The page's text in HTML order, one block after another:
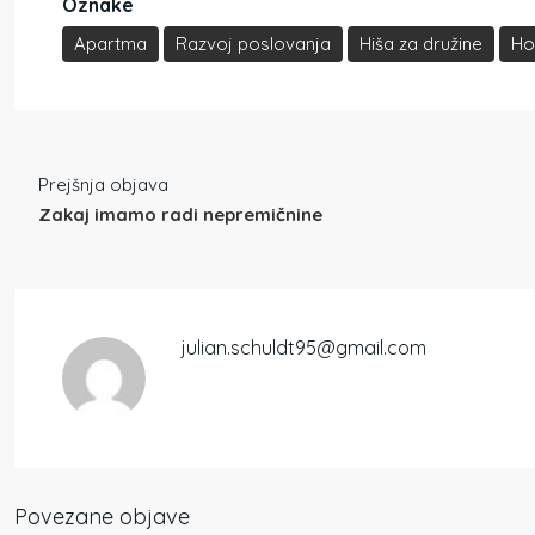
Apartma Razvoj poslovanja Hiša za družine
Prejšnja objava
Zakaj imamo radi nepremičnine
julian.schuldt95@gmail.com
Povezane objave